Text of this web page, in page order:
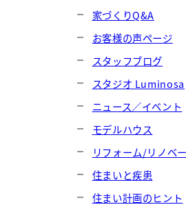
家づくりQ&A
お客様の声ページ
スタッフブログ
スタジオ Luminosa
ニュース／イベント
モデルハウス
リフォーム/リノベ
住まいと疾患
住まい計画のヒント